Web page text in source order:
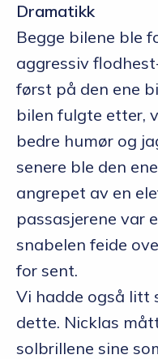
Dramatikk
Begge bilene ble
aggressiv
først på den ene
bilen fulgte etter,
bedre humør og
senere ble den
angrepet av en
passasjerene var
snabelen feide
for sent.
Vi hadde også litt
dette. Nicklas
solbrillene sine